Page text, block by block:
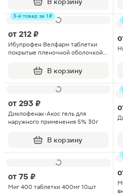
3-й товар за 1 ₽
от 212 ₽
Ибупрофен Велфарм таблетки
покрытые пленочной оболочкой
В корзину
от 293 ₽
Диклофенак-Акос гель для
наружного применения 5% 30г
В корзину
от 75 ₽
Миг 400 таблетки 400мг 10шт